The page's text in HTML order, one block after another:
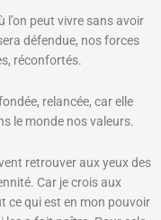
l’on peut vivre sans avoir
défendue, nos forces
réconfortés.
relancée, car elle
le monde nos valeurs.
retrouver aux yeux des
Car je crois aux
ce qui est en mon pouvoir